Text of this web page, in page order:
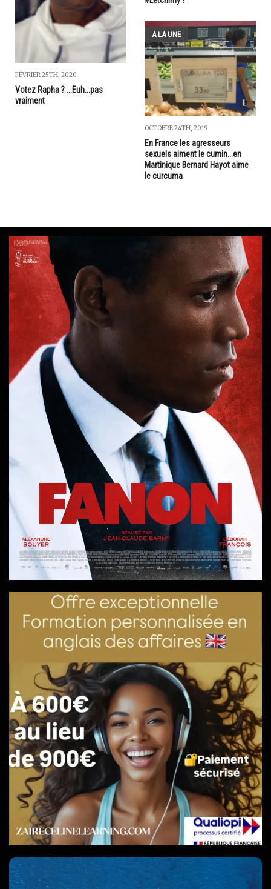
FÉVRIER 25TH, 2020
Votez Rapha ? ...Euh...pas
vraiment
A LA UNE
OCTOBRE 24TH, 2019
En France les agresseurs
sexuels aiment le cumin...en
Martinique Bernard Hayot aime
le curcuma